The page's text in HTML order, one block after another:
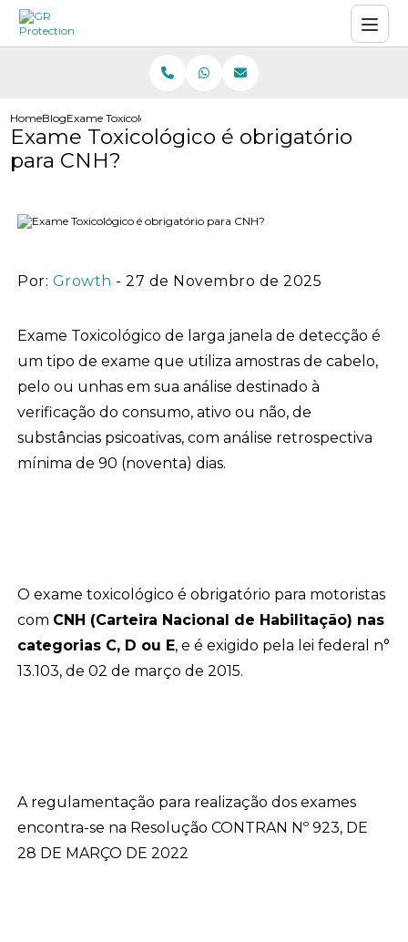
HomeBlogExame Toxicológico é obrigatório para CNH?
Exame Toxicológico é obrigatório
para CNH?
Por: Growth - 27 de Novembro de 2025
Exame Toxicológico de larga janela de detecção é
um tipo de exame que utiliza amostras de cabelo,
pelo ou unhas em sua análise destinado à
verificação do consumo, ativo ou não, de
substâncias psicoativas, com análise retrospectiva
mínima de 90 (noventa) dias.
O exame toxicológico é obrigatório para motoristas
com CNH (Carteira Nacional de Habilitação) nas
categorias C, D ou E, e é exigido pela lei federal n°
13.103, de 02 de março de 2015.
A regulamentação para realização dos exames
encontra-se na Resolução CONTRAN Nº 923, DE
28 DE MARÇO DE 2022